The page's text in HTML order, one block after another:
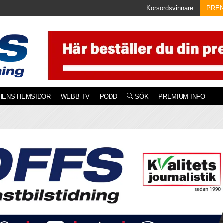
Korsordsvinnare
HEMSIDOR WEBB-TV PODD SÖK PREMIUM INFO